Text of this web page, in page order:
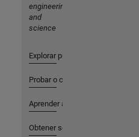
engineering
and
science
Explorar productos
Probar o comprar
Aprender a utilizar
Obtener soporte